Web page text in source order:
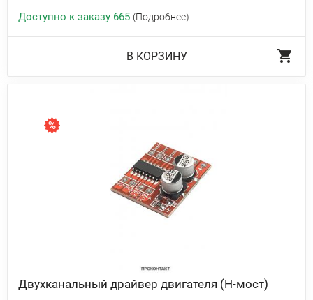
Доступно к заказу 665 (Подробнее)
В КОРЗИНУ
Двухканальный драйвер двигателя (H-мост)